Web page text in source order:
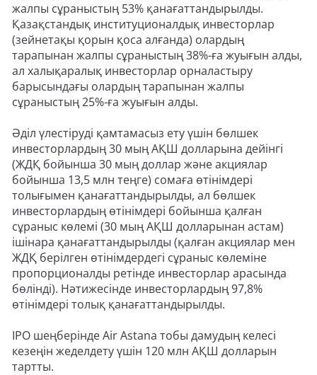
жалпы сұраныстың 53% қанағаттандырылды.
Қазақстандық институционалдық инвесторлар
(зейнетақы қорын қоса алғанда) олардың
тарапынан жалпы сұраныстың 38%-ға жуығын алды,
ал халықаралық инвесторлар орналастыру
барысындағы олардың тарапынан жалпы
сұраныстың 25%-ға жуығын алды.
Әділ үлестіруді қамтамасыз ету үшін бөлшек
инвесторлардың 30 мың АҚШ долларына дейінгі
(ЖДҚ бойынша 30 мың доллар және акциялар
бойынша 13,5 млн теңге) сомаға өтінімдері
толығымен қанағаттандырылды, ал бөлшек
инвесторлардың өтінімдері бойынша қалған
сұраныс көлемі (30 мың АҚШ долларынан астам)
ішінара қанағаттандырылды (қалған акциялар мен
ЖДҚ берілген өтінімдердегі сұраныс көлеміне
пропорционалды ретінде инвесторлар арасында
бөлінді). Нәтижесінде инвесторлардың 97,8%
өтінімдері толық қанағаттандырылды.
IPO шеңберінде Air Astana тобы дамудың келесі
кезеңін жеделдету үшін 120 млн АҚШ долларын
тартты.